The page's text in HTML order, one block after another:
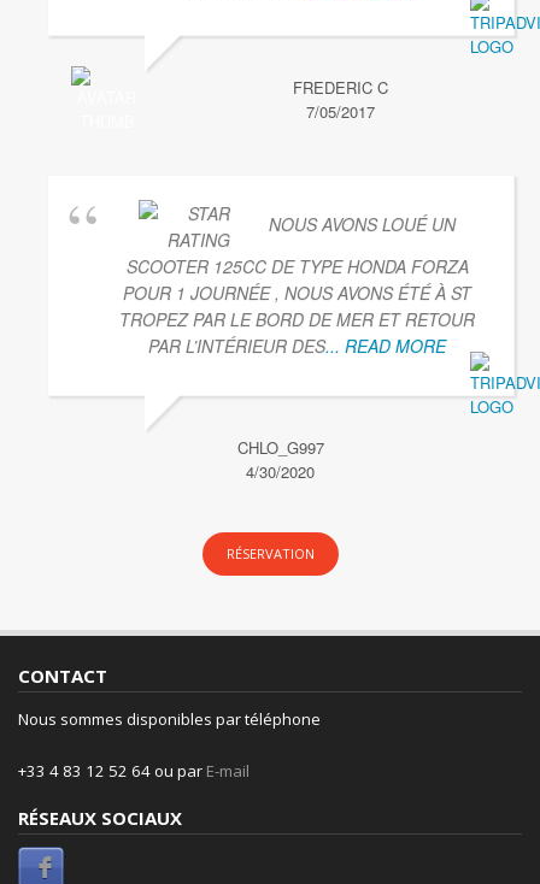
FREDERIC C
7/05/2017
NOUS AVONS LOUÉ UN
SCOOTER 125CC DE TYPE HONDA FORZA
POUR 1 JOURNÉE , NOUS AVONS ÉTÉ À ST
TROPEZ PAR LE BORD DE MER ET RETOUR
PAR L’INTÉRIEUR DES... READ MORE
CHLO_G997
4/30/2020
RÉSERVATION
CONTACT
Nous sommes disponibles par téléphone
+33 4 83 12 52 64 ou par E-mail
RÉSEAUX SOCIAUX